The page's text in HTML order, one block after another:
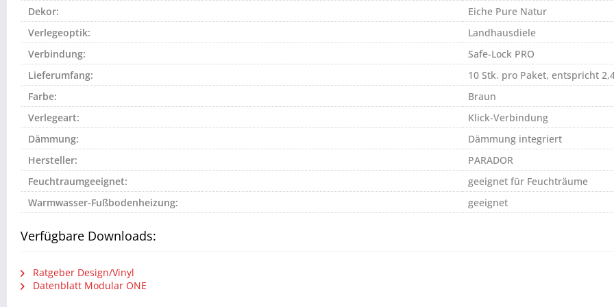
Dekor:
Eiche Pure Natur
Verlegeoptik:
Landhausdiele
Verbindung:
Safe-Lock PRO
Lieferumfang:
10 Stk. pro Paket, entspricht
Farbe:
Braun
Verlegeart:
Klick-Verbindung
Dämmung:
Dämmung integriert
Hersteller:
PARADOR
Feuchtraumgeeignet:
geeignet für Feuchträume
Warmwasser-Fußbodenheizung:
geeignet
Verfügbare Downloads:
Ratgeber Design/Vinyl
Datenblatt Modular ONE